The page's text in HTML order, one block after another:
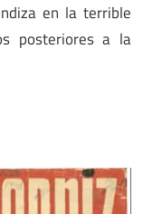
en la terrible
posteriores a la